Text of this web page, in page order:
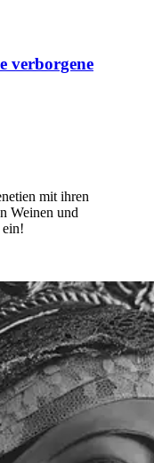
verborgene
mit ihren
Weinen und
ein!